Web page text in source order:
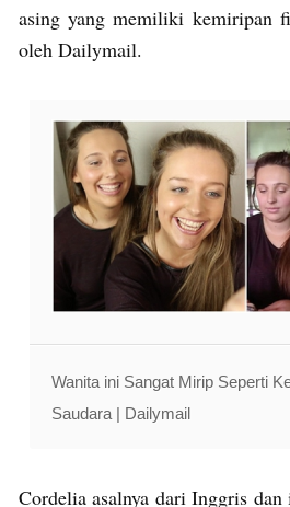
asing yang memiliki kemiripan
oleh Dailymail.
Wanita ini Sangat Mirip Seperti
Saudara | Dailymail
Cordelia asalnya dari Inggris